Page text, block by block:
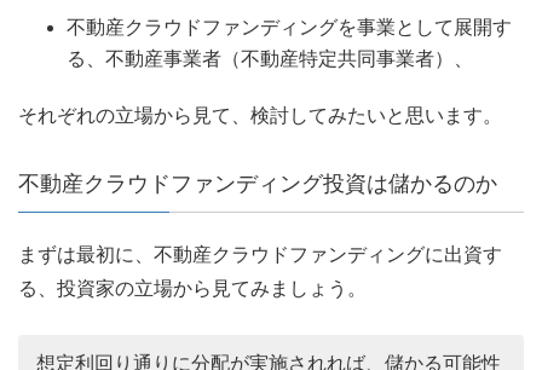
不動産クラウドファンディングを事業として展開す
る、不動産事業者（不動産特定共同事業者）、
それぞれの立場から見て、検討してみたいと思います。
不動産クラウドファンディング投資は儲かるのか
まずは最初に、不動産クラウドファンディングに出資す
る、投資家の立場から見てみましょう。
想定利回り通りに分配が実施されれば、儲かる可能性